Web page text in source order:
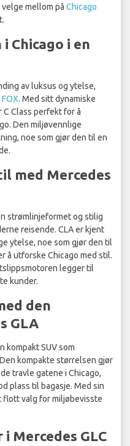
mellom på Chicago
Chicago i en
av luksus og ytelse,
FOX. Med sitt dynamiske
Class perfekt for å
Den miljøvennlige
noe som gjør den til en
med Mercedes
strømlinjeformet og stilig
reisende. CLA er kjent
ytelse, noe som gjør den til
å utforske Chicago med stil.
legger til
kunder.
den
GLA
kompakt SUV som
kompakte størrelsen gjør
travle gatene i Chicago,
plass til bagasje. Med sin
valg for miljøbevisste
Mercedes GLC